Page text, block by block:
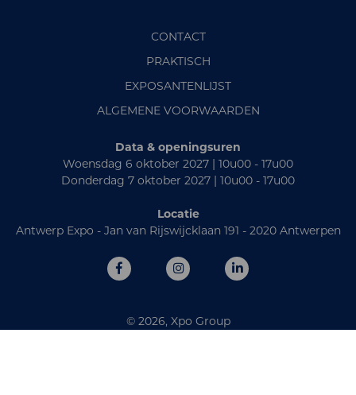
CONTACT
PRAKTISCH
EXPOSANTENLIJST
ALGEMENE VOORWAARDEN
Data & openingsuren
Woensdag 6 oktober 2027 | 10u00 - 17u00
Donderdag 7 oktober 2027 | 10u00 - 17u00
Locatie
Antwerp Expo - Jan van Rijswijcklaan 191 - 2020 Antwerpen
© 2026, Xpo Group